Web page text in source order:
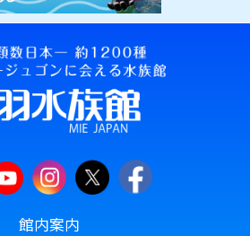
館内案内